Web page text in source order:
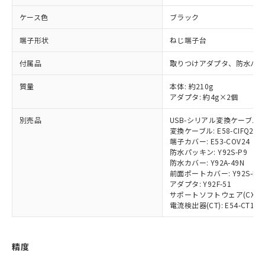
ケース色 ブラック
端子形状 ねじ端子台
付属品 取りつけアダプタ、防水パ
質量
本体: 約210g
アダプタ: 約4g×2個
別売品
USB-シリアル変換ケーブル:
変換ケーブル: E58-CIFQ2-E
端子カバー: E53-COV24
防水パッキン: Y92S-P9
防水カバー: Y92A-49N
前面ポートカバー: Y92S-P7
アダプタ: Y92F-51
サポートソフトウェア(CX-
電流検出器(CT): E54-CT1/
精度
様のお取引先、またはお客様担当のオ
ムロン制御機器販売店・当社販売員に
オムロン制御機器販売店や当社販売拠
」をご確認
在庫状況および標準価格結果を当社の
事前の承諾なく第三者に漏洩または開
示しないようお願いします。
マイパーツ機能（部品リスト作成サー
ビス）をご利用いただくには、I-Web
メンバーズにご登録されている必要が
お客様が当ウェブサイト上で当社にご
登録された部品リストについて、当社
類(PBB) 1000ppm以下、ポリ臭化ジフェニルエーテル類
(PBDE) 1000ppm以下、フタル酸ビス(2-エチルヘキシ
ル) (DEHP)(別名：DOP) 1000ppm以下、フタル酸ブチ
ルベンジル（BBP） 1000ppm以下、フタル酸ジブチル
（DBP） 1000ppm以下、フタル酸ジイソブチル
但し、RoHS指令で産業用監視および制御機器に対する
フタル酸エステル類の４物質については閾値を超える意
図的な使用がないことを確認しています。
部品在庫の切り替え状況などにより、予定
※3 非含有証明書ダウンロード
Cr(Ⅵ)(六価クロム) : 1000ppm、 PBBs(ポリ臭化ビフェ
ニル類) : 1000ppm、 PBDEs(ポリ臭化ジフェニルエーテ
イソブチル) : 1000ppm、 BBP(フタル酸ブチルベンジ
DEHP(フタル酸ビス(2-エチルヘキシル)) : 1000ppm
「ｅ」：有害物質（10物質）のすべてが基
準値以下であることを示します。
「10」：通常の使用状況下において有害物
質が外部に漏えいし、環境に深刻な影響を
「－」：未確認です。当社販売部門へお問
当社は規制貨物を破棄する場合は、完
全に破砕するなど、違法に輸出されな
いよう必要な手段を講じます。
当社は貴社製品を、核兵器、ミサイ
武器並びにこれらの製造装置等に一切
当社は、貴社製品を第三者に販売する
場合は、上記1、2および3の内容を当
該第三者に通知します。また当社は、
販売先および販売に係わる関係者が違
法に輸出するおそれがある場合は、取
一定数以上の在庫あり
一定数には満たないが在庫あり
在庫なし(最新の在庫状況につ
いては、お客様のお取引先、ま
たはお客様担当のオムロン制御
機器販売店・当社販売員にご確
受注生産機種、また在庫状況の
情報を公開していない機種